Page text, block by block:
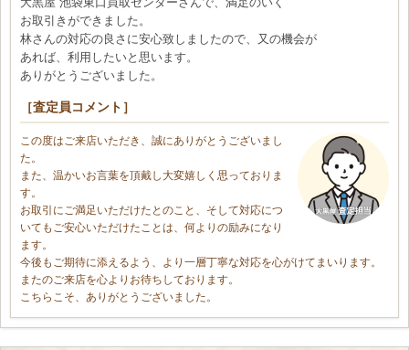
お取引きができました。
林さんの対応の良さに安心致しましたので、又の機会が
あれば、利用したいと思います。
ありがとうございました。
［査定員コメント］
この度はご来店いただき、誠にありがとうございまし
た。
また、温かいお言葉を頂戴し大変嬉しく思っておりま
す。
お取引にご満足いただけたとのこと、そして対応につ
いてもご安心いただけたことは、何よりの励みになり
ます。
今後もご期待に添えるよう、より一層丁寧な対応を心がけてまいります。
またのご来店を心よりお待ちしております。
こちらこそ、ありがとうございました。